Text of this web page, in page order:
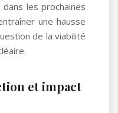
les prochaines
une hausse
de la viabilité
et impact